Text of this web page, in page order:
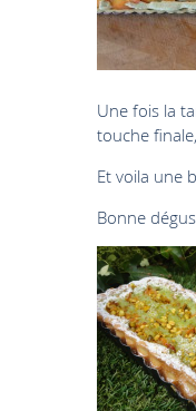
Une fois la
touche
Et voila une
Bonne